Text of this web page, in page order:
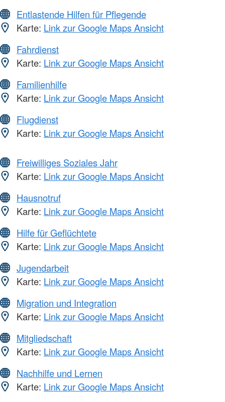
Entlastende Hilfen für Pflegende
Karte: Link zur Google Maps Ansicht
Fahrdienst
Karte: Link zur Google Maps Ansicht
Familienhilfe
Karte: Link zur Google Maps Ansicht
Flugdienst
Karte: Link zur Google Maps Ansicht
Freiwilliges Soziales Jahr
Karte: Link zur Google Maps Ansicht
Hausnotruf
Karte: Link zur Google Maps Ansicht
Hilfe für Geflüchtete
Karte: Link zur Google Maps Ansicht
Jugendarbeit
Karte: Link zur Google Maps Ansicht
Migration und Integration
Karte: Link zur Google Maps Ansicht
Mitgliedschaft
Karte: Link zur Google Maps Ansicht
Nachhilfe und Lernen
Karte: Link zur Google Maps Ansicht